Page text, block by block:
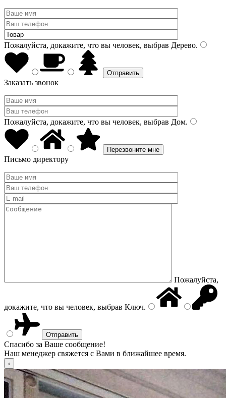
Пожалуйста, докажите, что вы человек, выбрав Дерево.
Заказать звонок
Пожалуйста, докажите, что вы человек, выбрав Дом.
Письмо директору
Пожалуйста,
докажите, что вы человек, выбрав Ключ.
Спасибо за Ваше сообщение!
Наш менеджер свяжется с Вами в ближайшее время.